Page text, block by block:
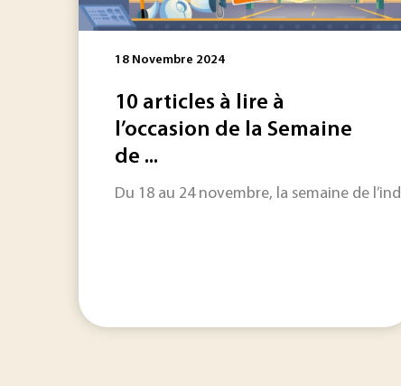
18 Novembre 2024
10 articles à lire à
l’occasion de la Semaine
de ...
Du 18 au 24 novembre, la semaine de